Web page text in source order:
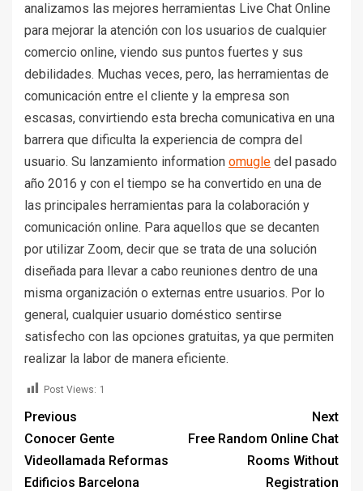
analizamos las mejores herramientas Live Chat Online
para mejorar la atención con los usuarios de cualquier
comercio online, viendo sus puntos fuertes y sus
debilidades. Muchas veces, pero, las herramientas de
comunicación entre el cliente y la empresa son
escasas, convirtiendo esta brecha comunicativa en una
barrera que dificulta la experiencia de compra del
usuario. Su lanzamiento information omugle del pasado
año 2016 y con el tiempo se ha convertido en una de
las principales herramientas para la colaboración y
comunicación online. Para aquellos que se decanten
por utilizar Zoom, decir que se trata de una solución
diseñada para llevar a cabo reuniones dentro de una
misma organización o externas entre usuarios. Por lo
general, cualquier usuario doméstico sentirse
satisfecho con las opciones gratuitas, ya que permiten
realizar la labor de manera eficiente.
Post Views: 1
Previous
Conocer Gente
Videollamada Reformas
Edificios Barcelona
Next
Free Random Online Chat
Rooms Without
Registration